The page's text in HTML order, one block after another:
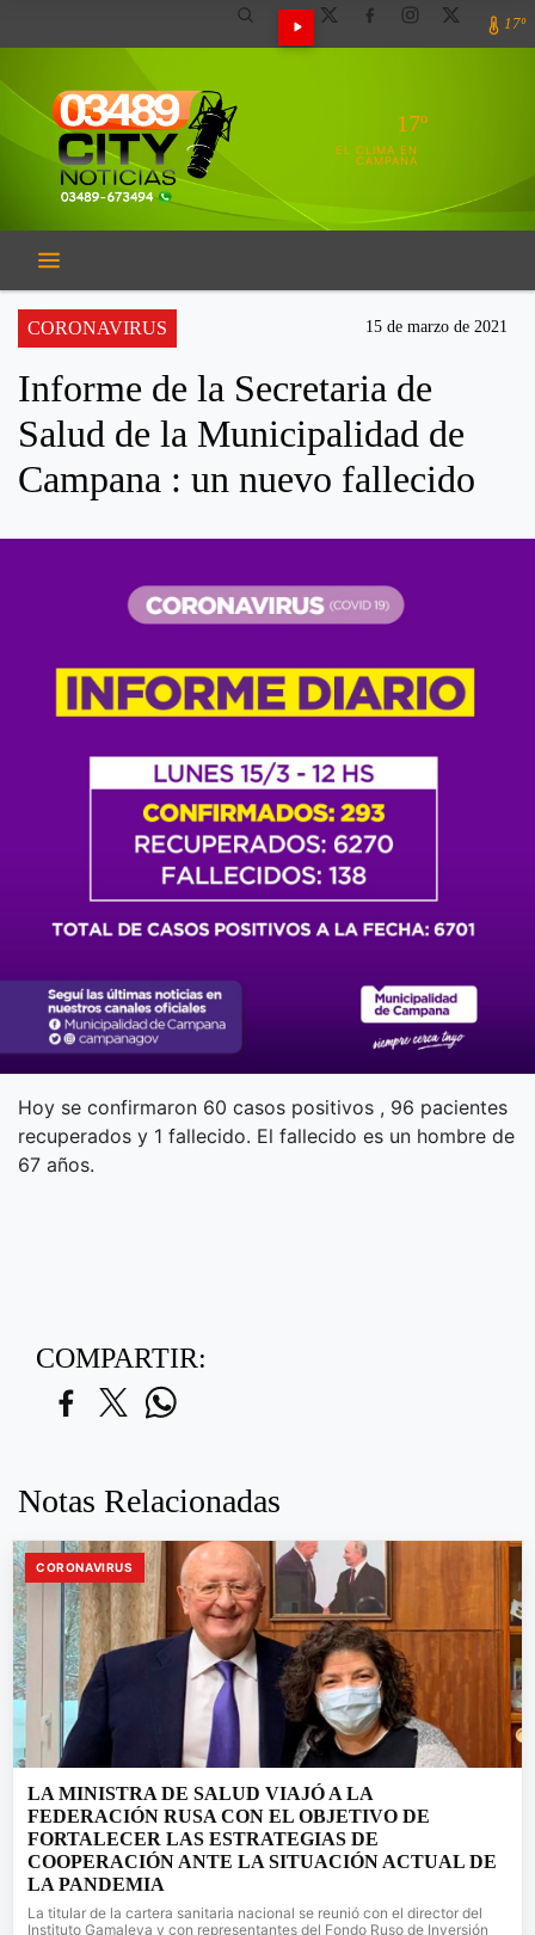
17º
17º
EL CLIMA EN
CAMPANA
CORONAVIRUS 15 de marzo de 2021
Informe de la Secretaria de
Salud de la Municipalidad de
Campana : un nuevo fallecido
Hoy se confirmaron 60 casos positivos , 96 pacientes
recuperados y 1 fallecido. El fallecido es un hombre de
67 años.
COMPARTIR:
Notas Relacionadas
CORONAVIRUS
LA MINISTRA DE SALUD VIAJÓ A LA
FEDERACIÓN RUSA CON EL OBJETIVO DE
FORTALECER LAS ESTRATEGIAS DE
COOPERACIÓN ANTE LA SITUACIÓN ACTUAL DE
LA PANDEMIA
La titular de la cartera sanitaria nacional se reunió con el director del
Instituto Gamaleya y con representantes del Fondo Ruso de Inversión